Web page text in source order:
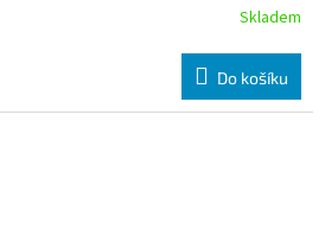
Skladem
Do košíku